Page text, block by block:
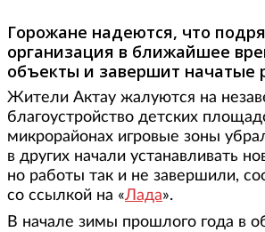
Горожане надеются, что
организация в ближайшее
объекты и завершит начатые
Жители Актау жалуются на
благоустройство детских
микрорайонах игровые зоны
в других начали устанавливать
но работы так и не завершили,
со ссылкой на «Лада».
В начале зимы прошлого года в